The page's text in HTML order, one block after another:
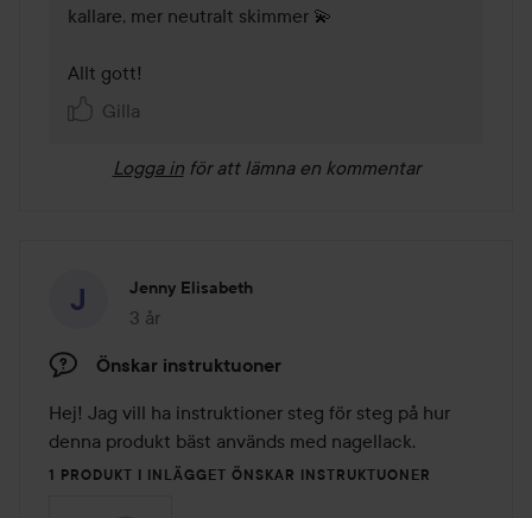
kallare, mer neutralt skimmer 💫
Allt gott!
Gilla
Logga in för att lämna en kommentar
Jenny Elisabeth
3 år
Inlägget skapades 3 år
Önskar instruktuoner
Hej! Jag vill ha instruktioner steg för steg på hur
denna produkt bäst används med nagellack.
1 PRODUKT I INLÄGGET ÖNSKAR INSTRUKTUONER